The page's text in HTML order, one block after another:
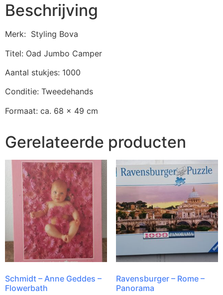
Beschrijving
Merk: Styling Bova
Titel: Oad Jumbo Camper
Aantal stukjes: 1000
Conditie: Tweedehands
Formaat: ca. 68 x 49 cm
Gerelateerde producten
Schmidt – Anne Geddes –
Flowerbath
Ravensburger – Rome –
Panorama